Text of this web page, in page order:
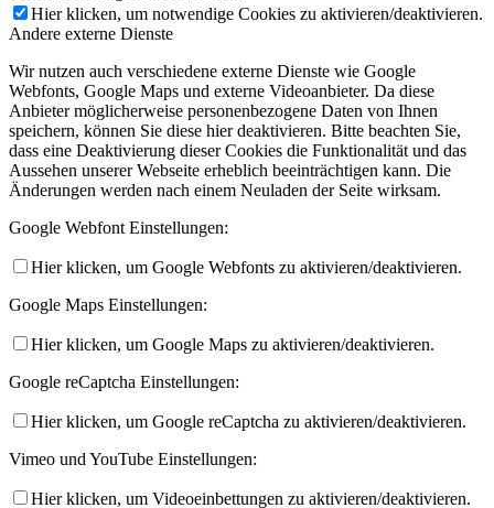
Hier klicken, um notwendige Cookies zu aktivieren/deaktivieren.
Andere externe Dienste
Wir nutzen auch verschiedene externe Dienste wie Google
Webfonts, Google Maps und externe Videoanbieter. Da diese
Anbieter möglicherweise personenbezogene Daten von Ihnen
speichern, können Sie diese hier deaktivieren. Bitte beachten Sie,
dass eine Deaktivierung dieser Cookies die Funktionalität und das
Aussehen unserer Webseite erheblich beeinträchtigen kann. Die
Änderungen werden nach einem Neuladen der Seite wirksam.
Google Webfont Einstellungen:
Hier klicken, um Google Webfonts zu aktivieren/deaktivieren.
Google Maps Einstellungen:
Hier klicken, um Google Maps zu aktivieren/deaktivieren.
Google reCaptcha Einstellungen:
Hier klicken, um Google reCaptcha zu aktivieren/deaktivieren.
Vimeo und YouTube Einstellungen:
Hier klicken, um Videoeinbettungen zu aktivieren/deaktivieren.